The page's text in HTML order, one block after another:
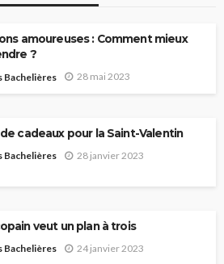
amoureuses : Comment mieux
?
Bachelières 28 mai 2023
cadeaux pour la Saint-Valentin
Bachelières 28 janvier 2023
veut un plan à trois
Bachelières 24 janvier 2023